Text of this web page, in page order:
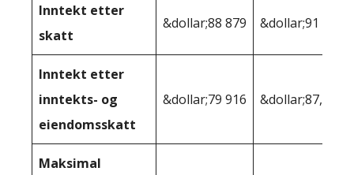
Inntekt etter
skatt
&dollar;88 879 &dollar;91 519
Inntekt etter
inntekts- og
eiendomsskatt
&dollar;79 916 &dollar;87,979
Maksimal